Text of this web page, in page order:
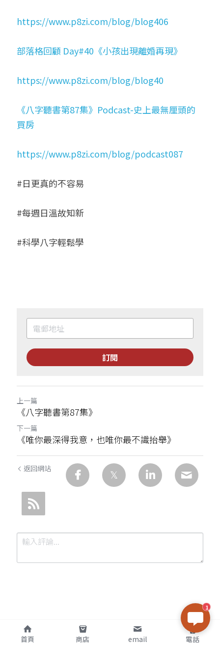
https://www.p8zi.com/blog/blog406
部落格回顧 Day#40《小孩出現離婚再現》
https://www.p8zi.com/blog/blog40
《八字聽書第87集》Podcast-史上最無厘頭的
買房
https://www.p8zi.com/blog/podcast087
#日更真的不容易
#每週日溫故知新
#科學八字輕鬆學
訂閱
上一篇
《八字聽書第87集》
下一篇
《唯你最深得我意，也唯你最不識抬舉》
返回網站
提交
1
首頁 商店 email 電話